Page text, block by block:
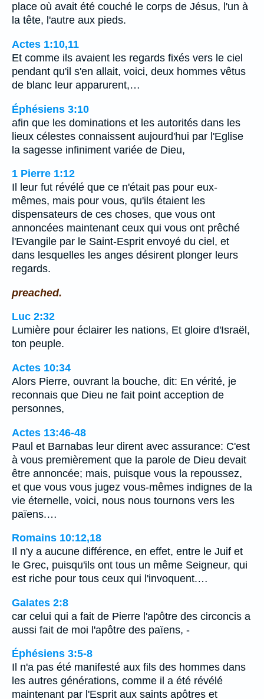
place où avait été couché le corps de Jésus, l'un à
la tête, l'autre aux pieds.
Actes 1:10,11
Et comme ils avaient les regards fixés vers le ciel
pendant qu'il s'en allait, voici, deux hommes vêtus
de blanc leur apparurent,…
Éphésiens 3:10
afin que les dominations et les autorités dans les
lieux célestes connaissent aujourd'hui par l'Eglise
la sagesse infiniment variée de Dieu,
1 Pierre 1:12
Il leur fut révélé que ce n'était pas pour eux-
mêmes, mais pour vous, qu'ils étaient les
dispensateurs de ces choses, que vous ont
annoncées maintenant ceux qui vous ont prêché
l'Evangile par le Saint-Esprit envoyé du ciel, et
dans lesquelles les anges désirent plonger leurs
regards.
preached.
Luc 2:32
Lumière pour éclairer les nations, Et gloire d'Israël,
ton peuple.
Actes 10:34
Alors Pierre, ouvrant la bouche, dit: En vérité, je
reconnais que Dieu ne fait point acception de
personnes,
Actes 13:46-48
Paul et Barnabas leur dirent avec assurance: C'est
à vous premièrement que la parole de Dieu devait
être annoncée; mais, puisque vous la repoussez,
et que vous vous jugez vous-mêmes indignes de la
vie éternelle, voici, nous nous tournons vers les
païens.…
Romains 10:12,18
Il n'y a aucune différence, en effet, entre le Juif et
le Grec, puisqu'ils ont tous un même Seigneur, qui
est riche pour tous ceux qui l'invoquent.…
Galates 2:8
car celui qui a fait de Pierre l'apôtre des circoncis a
aussi fait de moi l'apôtre des païens, -
Éphésiens 3:5-8
Il n'a pas été manifesté aux fils des hommes dans
les autres générations, comme il a été révélé
maintenant par l'Esprit aux saints apôtres et